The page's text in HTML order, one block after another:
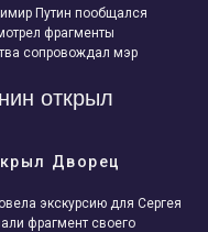
Путин пообщался
фрагменты
сопровождал мэр
Дворец
экскурсию для Сергея
фрагмент своего